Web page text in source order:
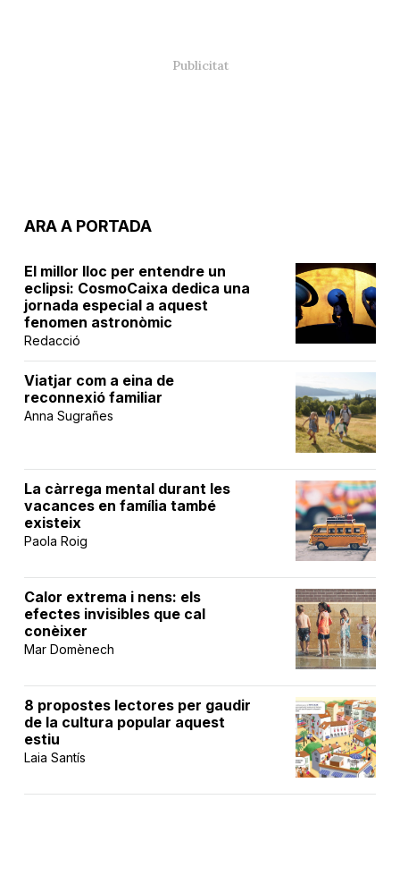
ARA A PORTADA
El millor lloc per entendre un
eclipsi: CosmoCaixa dedica una
jornada especial a aquest
fenomen astronòmic
Redacció
Viatjar com a eina de
reconnexió familiar
Anna Sugrañes
La càrrega mental durant les
vacances en família també
existeix
Paola Roig
Calor extrema i nens: els
efectes invisibles que cal
conèixer
Mar Domènech
8 propostes lectores per gaudir
de la cultura popular aquest
estiu
Laia Santís